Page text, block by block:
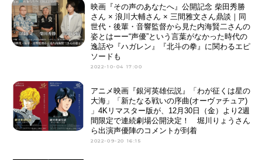
映画『その声のあなたへ』公開記念 柴田秀勝
さん × 浪川大輔さん × 三間雅文さん鼎談｜同
世代・後輩・音響監督から見た内海賢二さんの
姿とはーー“声優”という言葉がなかった時代の
逸話や『ハガレン』『北斗の拳』に関わるエピ
ソードも
2022-10-04 17:00
アニメ映画『銀河英雄伝説』「わが征くは星の
大海」「新たなる戦いの序曲(オーヴァチュア)
」4Kリマスター版が、12月30日（金）より2週
間限定で連続劇場公開決定！ 堀川りょうさん
ら出演声優陣のコメントが到着
2022-09-20 16:15